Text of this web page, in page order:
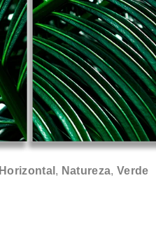
Horizontal , Natureza,Verde